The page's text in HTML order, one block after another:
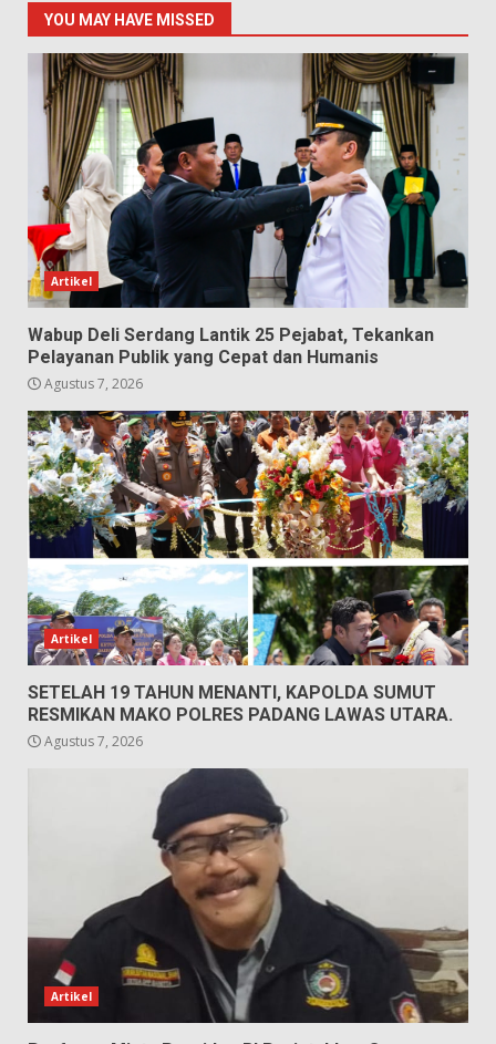
YOU MAY HAVE MISSED
Artikel
Wabup Deli Serdang Lantik 25 Pejabat, Tekankan
Pelayanan Publik yang Cepat dan Humanis
Agustus 7, 2026
Artikel
SETELAH 19 TAHUN MENANTI, KAPOLDA SUMUT
RESMIKAN MAKO POLRES PADANG LAWAS UTARA.
Agustus 7, 2026
Artikel